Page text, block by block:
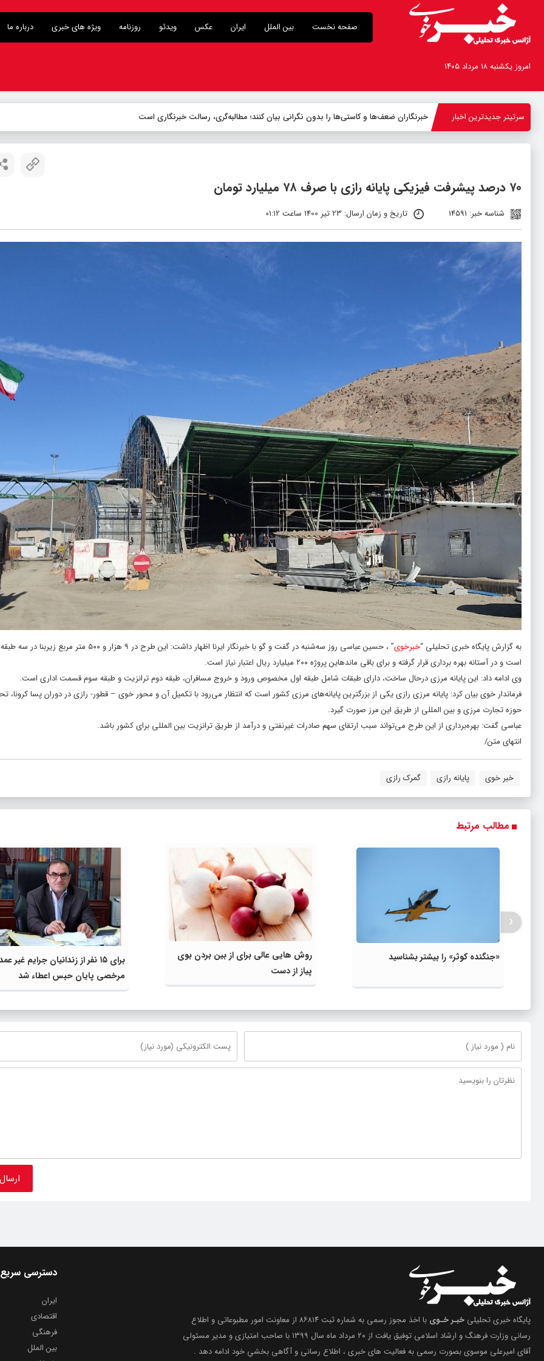
صفحه نخست بین الملل ایران عکس ویدئو روزنامه ویژه های خبری درباره ما
امروز یکشنبه ۱۸ مرداد ۱۴۰۵
سرتیتر جدیدترین اخبار خبرنگاران ضعف‌ها و کاستی‌ها را بدون نگرانی بیان کنند؛ مطالبه‌گری، رسالت خبرنگاری است
۷۰ درصد پیشرفت فیزیکی پایانه رازی با صرف ۷۸ میلیارد تومان
شناسه خبر: 14591 تاریخ و زمان ارسال: 23 تیر 1400 ساعت 01:12
به گزارش پایگاه خبری تحلیلی “خبرخوی
” ، حسین عباسی روز سه‌شنبه در گفت و گو با خبرنگار ایرنا اظهار داشت: این طرح در ۹ هزار و
است و در آستانه بهره برداری قرار گرفته و برای باقی ماندهاین پروژه ۲۰۰ میلیارد ریال اعتبار نیاز است.
وی ادامه داد: این پایانه مرزی درحال ساخت، دارای طبقات شامل طبقه اول مخصوص ورود و خروج مسافران، طبقه دوم ترانزیت و طبقه سوم قسمت اداری است.
فرماندار خوی بیان کرد: پایانه مرزی رازی یکی از بزرگترین پایانه‌های مرزی کشور است که انتظار می‌رود با تکمیل آن و محور خوی – قطور- رازی در دوران پسا کرونا،
حوزه تجارت مرزی و بین المللی از طریق این مرز صورت گیرد.
عباسی گفت: بهره‌برداری از این طرح می‌تواند سبب ارتقای سهم صادرات غیرنفتی و درآمد از طریق ترانزیت بین المللی برای کشور باشد.
انتهای متن/
خبر خوی پایانه رازی گمرک رازی
مطالب مرتبط
«جنگنده کوثر» را بیشتر بشناسید
روش هایی عالی برای از بین بردن بوی
پیاز از دست
برای ۱۵ نفر از زندانیان جرایم غیر
مرخصی پایان حبس اعطاء شد
‹
پایگاه خبری تحلیلی خبـر خـوی
با اخذ مجوز رسمی به شماره ثبت ۸۶۸۱۴ از معاونت امور مطبوعاتی و اطلاع
رسانی وزارت فرهنگ و ارشاد اسلامی توفیق یافت از ۲۰ مرداد ماه سال ۱۳۹۹ با صاحب امتیازی و مدیر مسئولی
آقای امیرعلی موسوی بصورت رسمی به فعالیت های خبری ، اطلاع رسانی و آگاهی بخشیِ خود ادامه دهد .
دسترسی سریع
ایران
اقتصادی
فرهنگی
بین الملل